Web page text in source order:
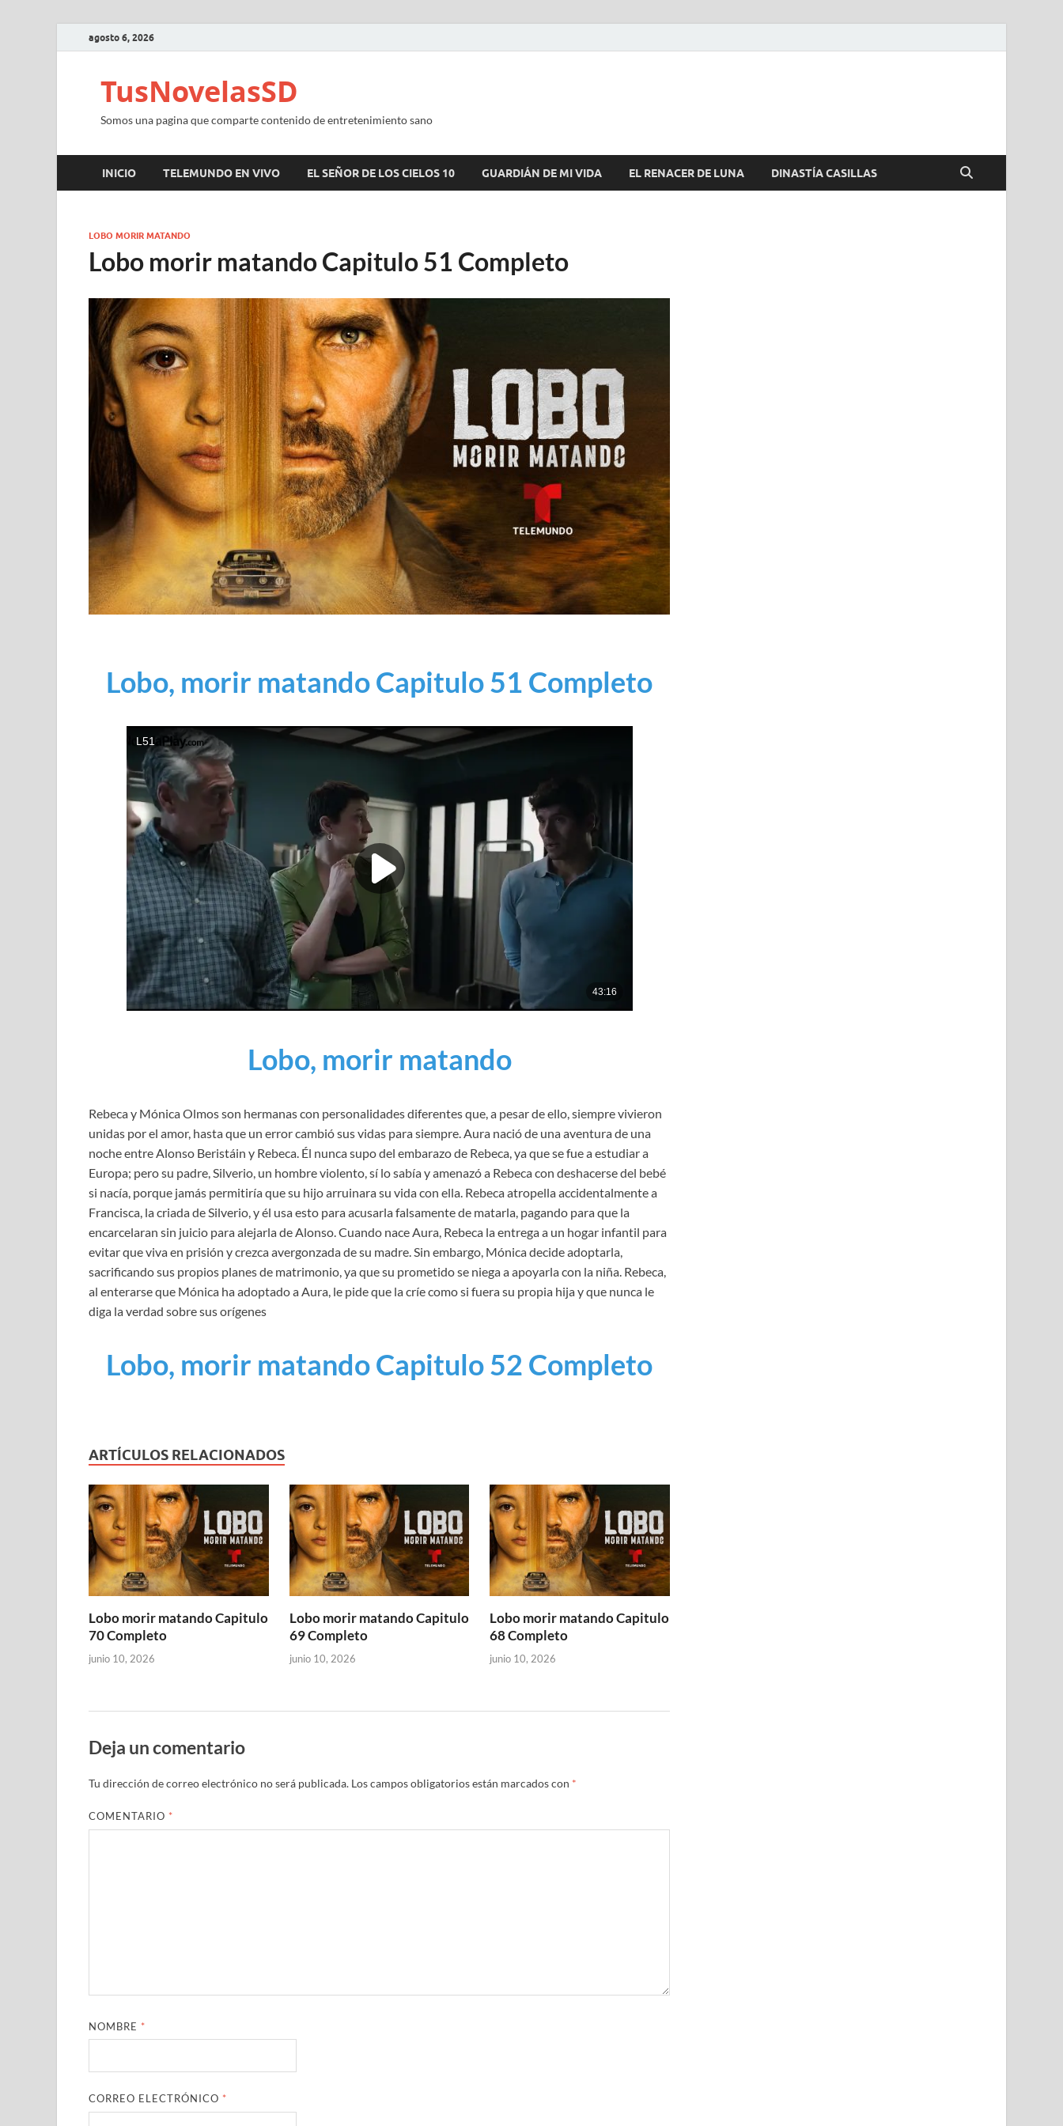
agosto 6, 2026
TusNovelasSD
Somos una pagina que comparte contenido de entretenimiento sano
INICIO TELEMUNDO EN VIVO EL SEÑOR DE LOS CIELOS 10 GUARDIÁN DE MI VIDA EL RENACER DE LUNA DINASTÍA CASILLAS
LOBO MORIR MATANDO
Lobo morir matando Capitulo 51 Completo
Lobo, morir matando Capitulo 51 Completo
Lobo, morir matando
Rebeca y Mónica Olmos son hermanas con personalidades diferentes que, a pesar de ello, siempre vivieron
unidas por el amor, hasta que un error cambió sus vidas para siempre. Aura nació de una aventura de una
noche entre Alonso Beristáin y Rebeca. Él nunca supo del embarazo de Rebeca, ya que se fue a estudiar a
Europa; pero su padre, Silverio, un hombre violento, sí lo sabía y amenazó a Rebeca con deshacerse del bebé
si nacía, porque jamás permitiría que su hijo arruinara su vida con ella. Rebeca atropella accidentalmente a
Francisca, la criada de Silverio, y él usa esto para acusarla falsamente de matarla, pagando para que la
encarcelaran sin juicio para alejarla de Alonso. Cuando nace Aura, Rebeca la entrega a un hogar infantil para
evitar que viva en prisión y crezca avergonzada de su madre. Sin embargo, Mónica decide adoptarla,
sacrificando sus propios planes de matrimonio, ya que su prometido se niega a apoyarla con la niña. Rebeca,
al enterarse que Mónica ha adoptado a Aura, le pide que la críe como si fuera su propia hija y que nunca le
diga la verdad sobre sus orígenes
Lobo, morir matando Capitulo 52 Completo
ARTÍCULOS RELACIONADOS
Lobo morir matando Capitulo
70 Completo
junio 10, 2026
Lobo morir matando Capitulo
69 Completo
junio 10, 2026
Lobo morir matando Capitulo
68 Completo
junio 10, 2026
Deja un comentario
Tu dirección de correo electrónico no será publicada. Los campos obligatorios están marcados con *
COMENTARIO *
NOMBRE *
CORREO ELECTRÓNICO *